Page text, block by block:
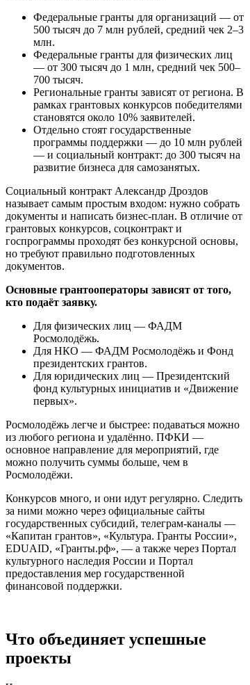
Федеральные гранты для организаций — от
500 тысяч до 7 млн рублей, средний чек 2–3
млн.
Федеральные гранты для физических лиц
— от 300 тысяч до 1 млн, средний чек 500–
700 тысяч.
Региональные гранты зависят от региона. В
рамках грантовых конкурсов победителями
становятся около 10% заявителей.
Отдельно стоят государственные
программы поддержки — до 10 млн рублей
— и социальный контракт: до 300 тысяч на
развитие бизнеса для самозанятых.
Социальный контракт Александр Дроздов
называет самым простым входом: нужно собрать
документы и написать бизнес-план. В отличие от
грантовых конкурсов, соцконтракт и
госпрограммы проходят без конкурсной основы,
но требуют правильно подготовленных
документов.
Основные грантооператоры зависят от того,
кто подаёт заявку.
Для физических лиц — ФАДМ
Росмолодёжь.
Для НКО — ФАДМ Росмолодёжь и Фонд
президентских грантов.
Для юридических лиц — Президентский
фонд культурных инициатив и «Движение
первых».
Росмолодёжь легче и быстрее: подаваться можно
из любого региона и удалённо. ПФКИ —
основное направление для мероприятий, где
можно получить суммы больше, чем в
Росмолодёжи.
Конкурсов много, и они идут регулярно. Следить
за ними можно через официальные сайты
государственных субсидий, телеграм-каналы —
«Капитан грантов», «Культура. Гранты России»,
EDUAID, «Гранты.рф», — а также через Портал
культурного наследия России и Портал
предоставления мер государственной
финансовой поддержки.
Что объединяет успешные
проекты